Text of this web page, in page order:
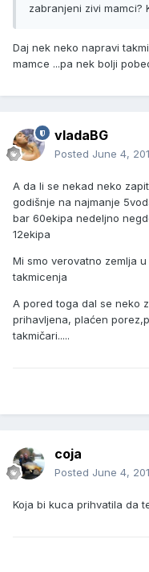
zabranjeni zivi mamci?
Daj nek neko napravi
mamce ...pa nek bolji
vladaBG
Posted June 4,
A da li se nekad neko
godišnje na najmanje
bar 60ekipa nedeljno
12ekipa
Mi smo verovatno zemlja
takmicenja
A pored toga dal se neko
prihavljena, plaćen
takmičari.....
coja
Posted June 4,
Koja bi kuca prihvatila da